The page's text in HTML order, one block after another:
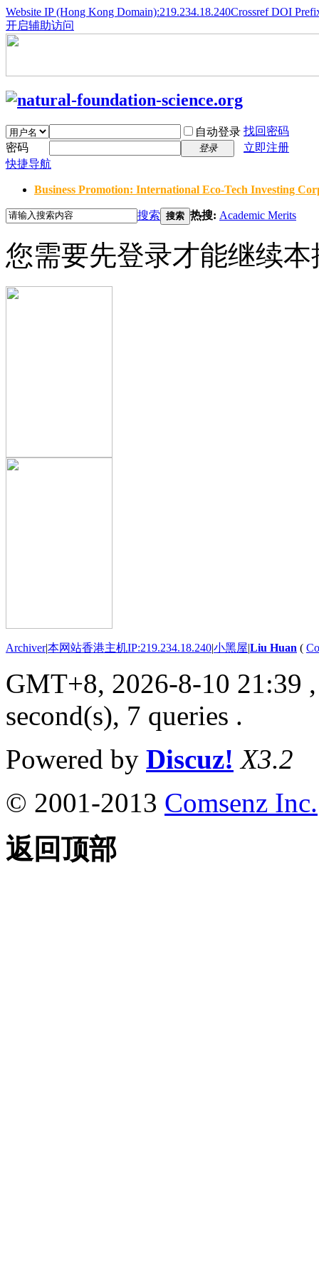
Website IP (Hong Kong Domain):219.234.18.240Crossref DOI
开启辅助访问
自动登录 找回密码
密码
登录
立即注册
快捷导航
Business Promotion: International Eco-Tech Investing
搜索 搜索 热搜: Academic Merits
您需要先登录才能继续本
Archiver|本网站香港主机IP:219.234.18.240|小黑屋|Liu Huan (
GMT+8, 2026-8-10 21:39
second(s), 7 queries .
Powered by Discuz! X3.2
© 2001-2013 Comsenz Inc.
返回顶部